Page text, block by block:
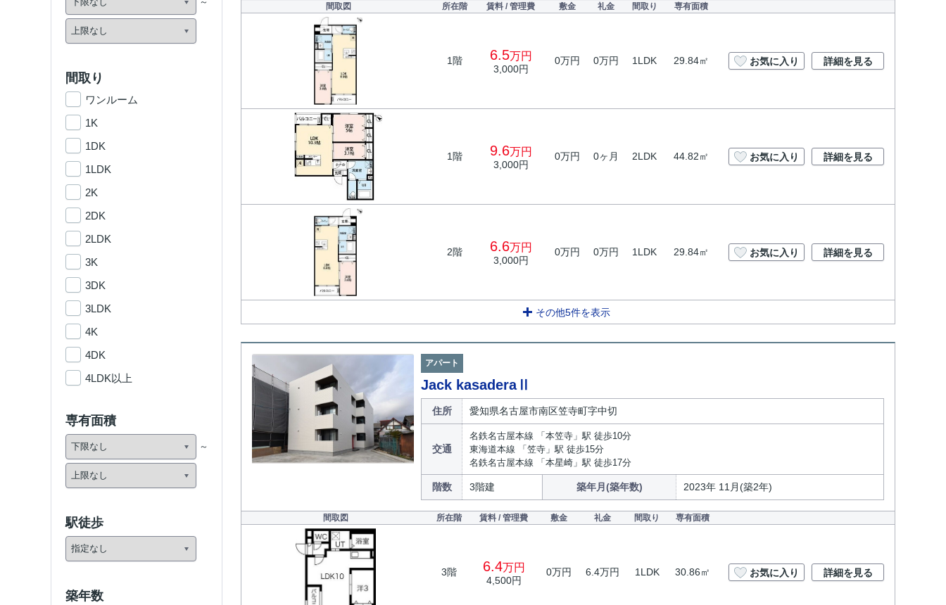
間取図 所在階 賃料 / 管理費 敷金 礼金 間取り 専有面積
1階 6.5万円
3,000円
0万円 0万円 1LDK 29.84㎡ お気に入り 詳細を見る
1階 9.6万円
3,000円
0万円 0ヶ月 2LDK 44.82㎡ お気に入り 詳細を見る
2階 6.6万円
3,000円
0万円 0万円 1LDK 29.84㎡ お気に入り 詳細を見る
その他5件を表示
アパート
Jack kasaderaⅡ
住所 愛知県名古屋市南区笠寺町字中切
交通
名鉄名古屋本線 「本笠寺」駅 徒歩10分
東海道本線 「笠寺」駅 徒歩15分
名鉄名古屋本線 「本星崎」駅 徒歩17分
階数 3階建 築年月(築年数) 2023年 11月(築2年)
間取図 所在階 賃料 / 管理費 敷金 礼金 間取り 専有面積
3階 6.4万円
4,500円
0万円 6.4万円 1LDK 30.86㎡ お気に入り 詳細を見る
間取り
ワンルーム
1K
1DK
1LDK
2K
2DK
2LDK
3K
3DK
3LDK
4K
4DK
4LDK以上
専有面積
駅徒歩
築年数